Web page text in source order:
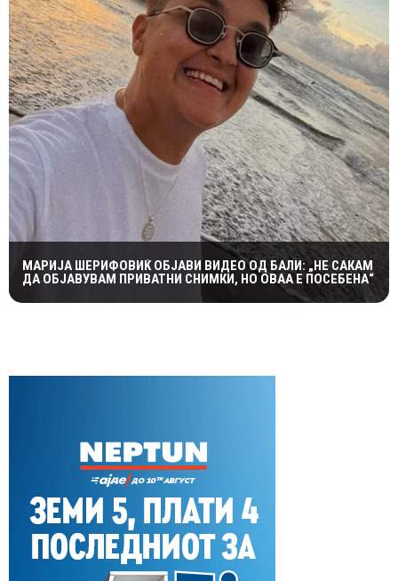
МАРИЈА ШЕРИФОВИЌ ОБЈАВИ ВИДЕО ОД БАЛИ: „НЕ САКАМ
ДА ОБЈАВУВАМ ПРИВАТНИ СНИМКИ, НО ОВАА Е ПОСЕБЕНА“